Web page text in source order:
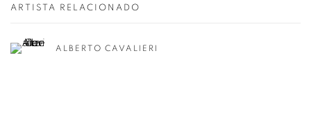
ARTISTA RELACIONADO
ALBERTO CAVALIERI